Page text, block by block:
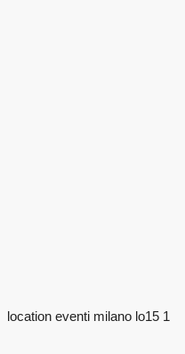
location eventi milano lo15 1